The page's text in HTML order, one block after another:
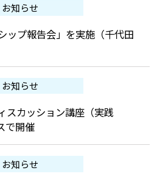
お知らせ
ップ報告会」を実施（千代田
お知らせ
スカッション講座（実践
で開催
お知らせ